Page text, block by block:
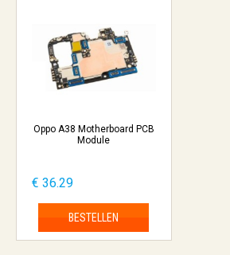
Oppo A38 Motherboard PCB
Module
€ 36.29
BESTELLEN